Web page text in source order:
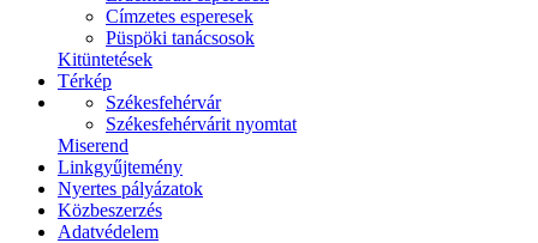
Címzetes esperesek
Püspöki tanácsosok
Kitüntetések
Térkép
Székesfehérvár
Székesfehérvárit nyomtat
Miserend
Linkgyűjtemény
Nyertes pályázatok
Közbeszerzés
Adatvédelem